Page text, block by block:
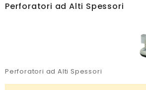
Perforatori ad Alti Spessori
Perforatori ad Alti Spessori